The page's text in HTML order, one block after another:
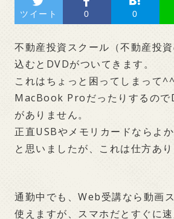
ツイート 0 0
不動産投資スクール（不動産投
込むとDVDがついてきます。
これはちょっと困ってしまって
MacBook Proだったりするので
がありません。
正直USBやメモリカードならよ
と思いましたが、これは仕方あり
通勤中でも、Web受講なら動画
使えますが、スマホだとすぐに